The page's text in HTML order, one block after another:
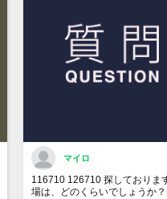
マイロ
116710 126710 探しておりま
場は、どのくらいでしょうか？